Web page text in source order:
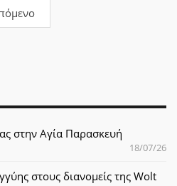
στην Αγία Παρασκευή
18/07/26
στους διανομείς της Wolt